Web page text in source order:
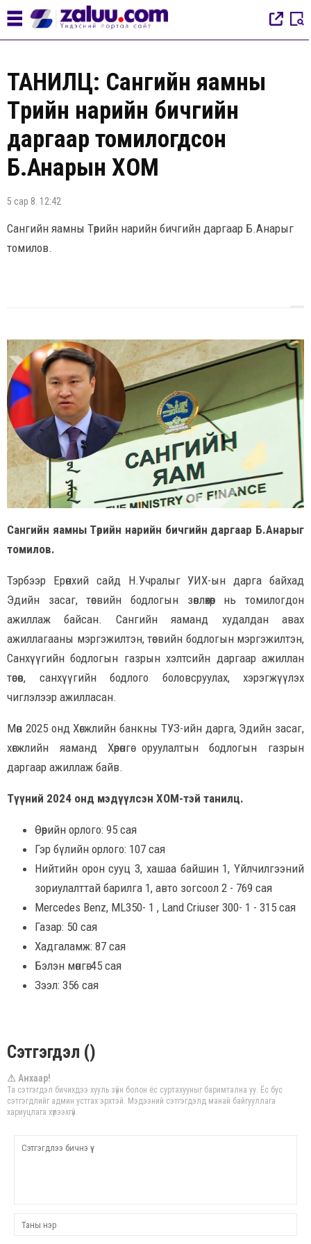
ТАНИЛЦ: Сангийн яамны
Төрийн нарийн бичгийн
даргаар томилогдсон
Б.Анарын ХОМ
5 сар 8. 12:42
Сангийн яамны Төрийн нарийн бичгийн даргаар Б.Анарыг
томилов.
Сангийн яамны Төрийн нарийн бичгийн даргаар Б.Анарыг
томилов.
Тэрбээр Ерөнхий сайд Н.Учралыг УИХ-ын дарга байхад
Эдийн засаг, төсвийн бодлогын зөвлөхөөр нь томилогдон
ажиллаж байсан. Сангийн яаманд худалдан авах
ажиллагааны мэргэжилтэн, төсвийн бодлогын мэргэжилтэн,
Санхүүгийн бодлогын газрын хэлтсийн даргаар ажиллан
төсөв, санхүүгийн бодлого боловсруулах, хэрэгжүүлэх
чиглэлээр ажилласан.
Мөн 2025 онд Хөгжлийн банкны ТУЗ-ийн дарга, Эдийн засаг,
хөгжлийн яаманд Хөрөнгө оруулалтын бодлогын газрын
даргаар ажиллаж байв.
Түүний 2024 онд мэдүүлсэн ХОМ-тэй танилц.
Өөрийн орлого: 95 сая
Гэр бүлийн орлого: 107 сая
Нийтийн орон сууц 3, хашаа байшин 1, Үйлчилгээний
зориулалттай барилга 1, авто зогсоол 2 - 769 сая
Mercedes Benz, ML350- 1 , Land Criuser 300- 1 - 315 сая
Газар: 50 сая
Хадгаламж: 87 сая
Бэлэн мөнгө: 45 сая
Зээл: 356 сая
Сэтгэгдэл ()
⚠ Анхаар!
Та сэтгэгдэл бичихдээ хууль зүйн болон ёс суртахууныг баримтална уу. Ёс бус
сэтгэгдлийг админ устгах эрхтэй. Мэдээний сэтгэгдэлд манай байгууллага
хариуцлага хүлээхгүй.